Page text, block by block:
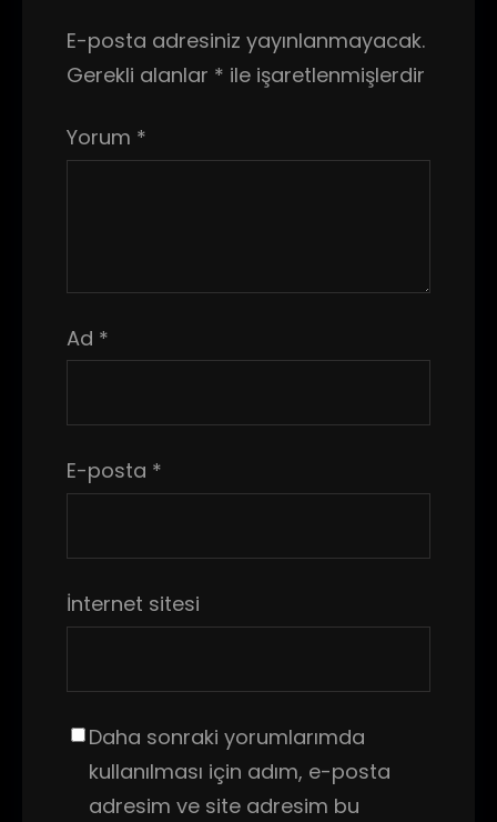
E-posta adresiniz yayınlanmayacak.
Gerekli alanlar * ile işaretlenmişlerdir
Yorum *
Ad *
E-posta *
İnternet sitesi
Daha sonraki yorumlarımda
kullanılması için adım, e-posta
adresim ve site adresim bu